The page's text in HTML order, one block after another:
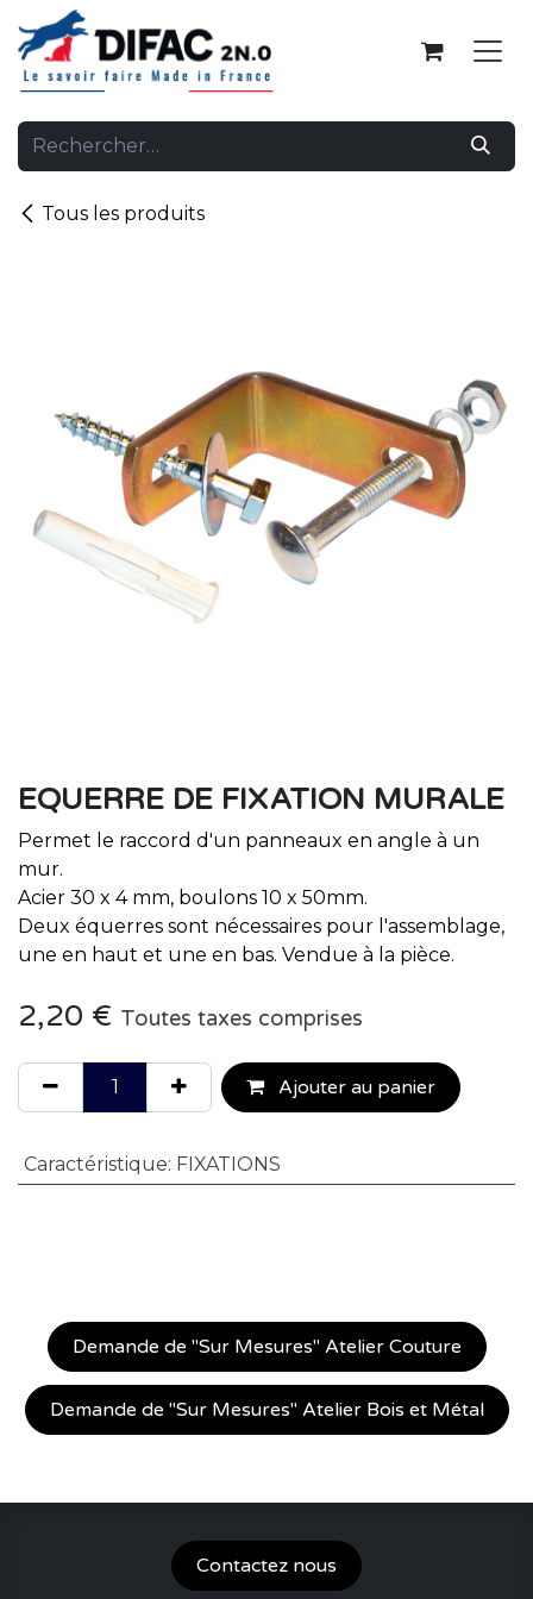
Se rendre au contenu
Tous les produits
EQUERRE DE FIXATION MURALE
Permet le raccord d'un panneaux en angle à un
mur.
Acier 30 x 4 mm, boulons 10 x 50mm.
Deux équerres sont nécessaires pour l'assemblage,
une en haut et une en bas. Vendue à la pièce.
2,20 € Toutes taxes comprises
Ajouter au panier
Caractéristique: FIXATIONS
Demande de "Sur Mesures" Atelier Couture
Demande de "Sur Mesures" Atelier Bois et Métal
Contactez nous